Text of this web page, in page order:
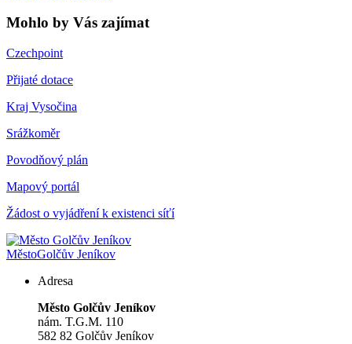
Mohlo by Vás zajímat
Czechpoint
Přijaté dotace
Kraj Vysočina
Srážkoměr
Povodňový plán
Mapový portál
Žádost o vyjádření k existenci síťí
MěstoGolčův Jeníkov
Adresa
Město Golčův Jeníkov
nám. T.G.M. 110
582 82 Golčův Jeníkov